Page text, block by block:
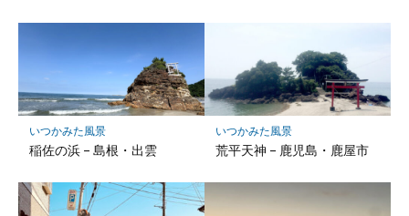
いつかみた風景
稲佐の浜 – 島根・出雲
いつかみた風景
荒平天神 – 鹿児島・鹿屋市